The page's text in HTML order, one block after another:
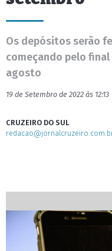
Os depósitos serão
começando pelo final
agosto
19 de Setembro de 2022 às 12:13
CRUZEIRO DO SUL